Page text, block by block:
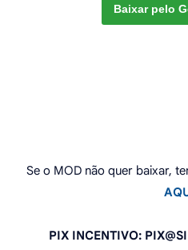
Baixar pelo
Se o MOD não quer baixar,
PIX INCENTIVO: